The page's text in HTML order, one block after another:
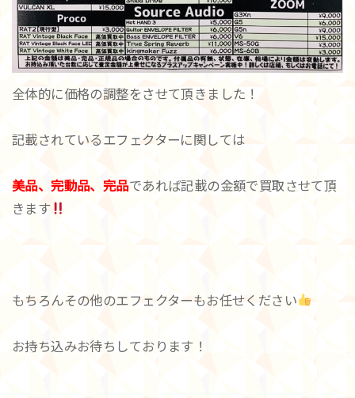
全体的に価格の調整をさせて頂きました！
記載されているエフェクターに関しては
美品、完動品、完品であれば記載の金額で買取させて頂
きます
もちろんその他のエフェクターもお任せください
お持ち込みお待ちしております！